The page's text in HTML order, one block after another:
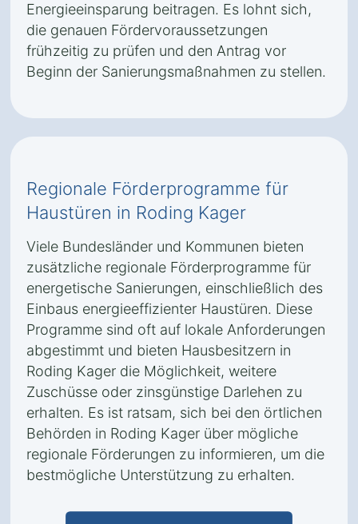
Energieeinsparung beitragen. Es lohnt sich,
die genauen Fördervoraussetzungen
frühzeitig zu prüfen und den Antrag vor
Beginn der Sanierungsmaßnahmen zu stellen.
Regionale Förderprogramme für
Haustüren in Roding Kager
Viele Bundesländer und Kommunen bieten
zusätzliche regionale Förderprogramme für
energetische Sanierungen, einschließlich des
Einbaus energieeffizienter Haustüren. Diese
Programme sind oft auf lokale Anforderungen
abgestimmt und bieten Hausbesitzern in
Roding Kager die Möglichkeit, weitere
Zuschüsse oder zinsgünstige Darlehen zu
erhalten. Es ist ratsam, sich bei den örtlichen
Behörden in Roding Kager über mögliche
regionale Förderungen zu informieren, um die
bestmögliche Unterstützung zu erhalten.